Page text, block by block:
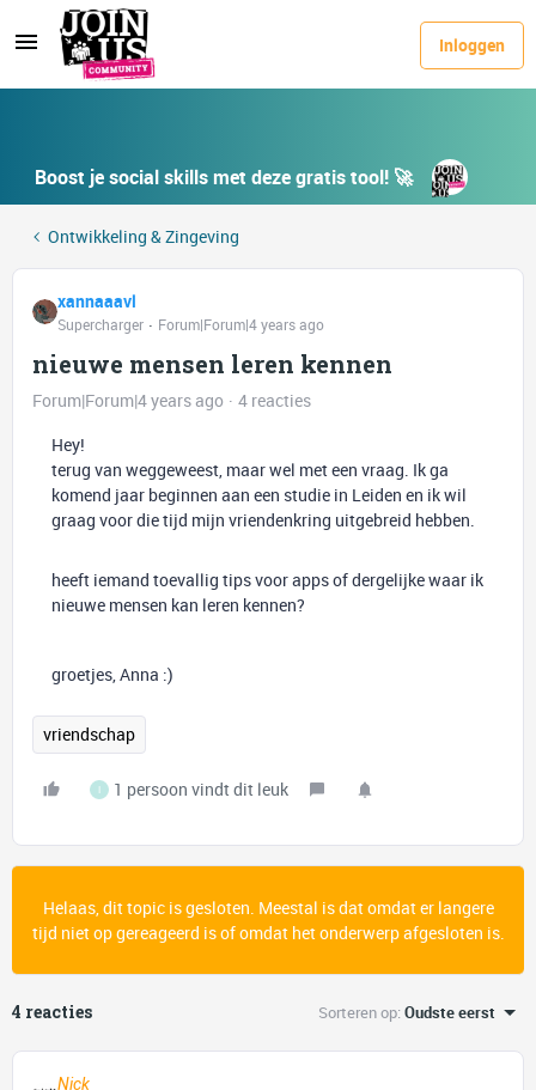
Inloggen
Boost je social skills met deze gratis tool! 🚀
Ontwikkeling & Zingeving
xannaaavl
Supercharger Forum|Forum|4 years ago
nieuwe mensen leren kennen
Forum|Forum|4 years ago
4 reacties
Hey!
terug van weggeweest, maar wel met een vraag. Ik ga
komend jaar beginnen aan een studie in Leiden en ik wil
graag voor die tijd mijn vriendenkring uitgebreid hebben.
heeft iemand toevallig tips voor apps of dergelijke waar ik
nieuwe mensen kan leren kennen?
groetjes, Anna :)
vriendschap
I 1 persoon vindt dit leuk
Helaas, dit topic is gesloten. Meestal is dat omdat er langere
tijd niet op gereageerd is of omdat het onderwerp afgesloten is.
4 reacties Sorteren op:Oudste eerst
Nick